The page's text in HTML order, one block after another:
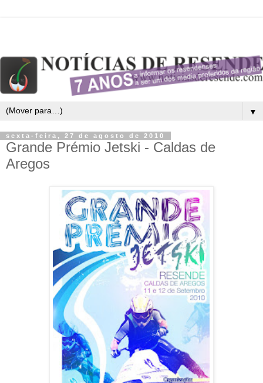
▼
sexta-feira, 27 de agosto de 2010
Grande Prémio Jetski - Caldas de
Aregos